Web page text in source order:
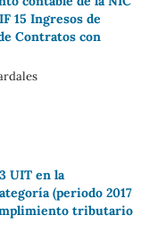
15 Ingresos de
Contratos con
UIT en la
(periodo 2017
tributario